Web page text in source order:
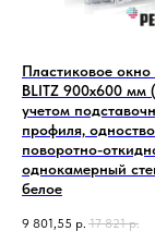
Пластиковое
BLITZ 900х600 мм
учетом
профиля,
поворотно-
однокамерный
белое
9 801,55 р. 17 821 р.